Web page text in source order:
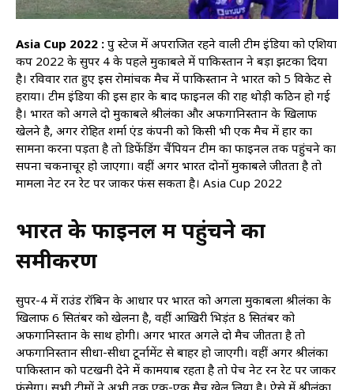
Asia Cup 2022 : ग्रुप स्टेज में अपराजित रहने वाली टीम इंडिया को एशिया
कप 2022 के सुपर 4 के पहले मुकाबले में पाकिस्तान ने बड़ा झटका दिया
है। रविवार रात हुए इस रोमांचक मैच में पाकिस्तान ने भारत को 5 विकेट से
हराया। टीम इंडिया की इस हार के बाद फाइनल की राह थोड़ी कठिन हो गई
है। भारत को अगले दो मुकाबले श्रीलंका और अफगानिस्तान के खिलाफ
खेलने है, अगर रोहित शर्मा एंड कंपनी को किसी भी एक मैच में हार का
सामना करना पड़ता है तो डिफेंडिंग चैंपियन टीम का फाइनल तक पहुंचने का
सपना चकनाचूर हो जाएगा। वहीं अगर भारत दोनों मुकाबले जीतता है तो
मामला नेट रन रेट पर जाकर फंस सकता है। Asia Cup 2022
भारत के फाइनल में पहुंचने का
समीकरण
सुपर-4 में राउंड रॉबिन के आधार पर भारत को अगला मुकाबला श्रीलंका के
खिलाफ 6 सितंबर को खेलना है, वहीं आखिरी भिड़ंत 8 सितंबर को
अफगानिस्तान के साथ होगी। अगर भारत अगले दो मैच जीतता है तो
अफगानिस्तान सीधा-सीधा टूर्नामेंट से बाहर हो जाएगी। वहीं अगर श्रीलंका
पाकिस्तान को पटखनी देने में कामयाब रहता है तो पेच नेट रन रेट पर जाकर